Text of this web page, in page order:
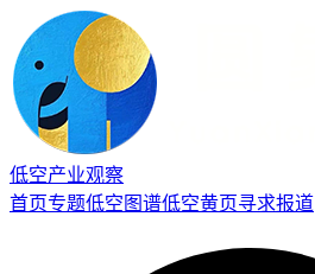
低空产业观察
首页专题低空图谱低空黄页寻求报道